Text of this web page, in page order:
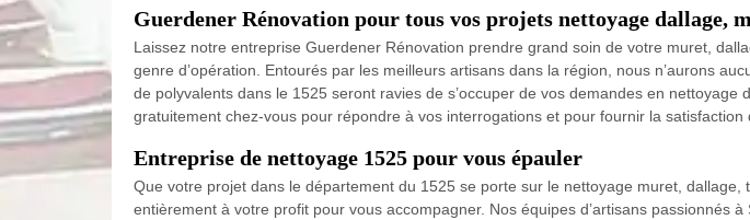
Guerdener Rénovation pour tous vos projets nettoyage dallage,
Laissez notre entreprise Guerdener Rénovation prendre grand soin de votre muret,
genre d’opération. Entourés par les meilleurs artisans dans la région, nous n’aurons
de polyvalents dans le 1525 seront ravies de s’occuper de vos demandes en
gratuitement chez-vous pour répondre à vos interrogations et pour fournir la satisfaction
Entreprise de nettoyage 1525 pour vous épauler
Que votre projet dans le département du 1525 se porte sur le nettoyage muret,
entièrement à votre profit pour vous accompagner. Nos équipes d’artisans passionnés